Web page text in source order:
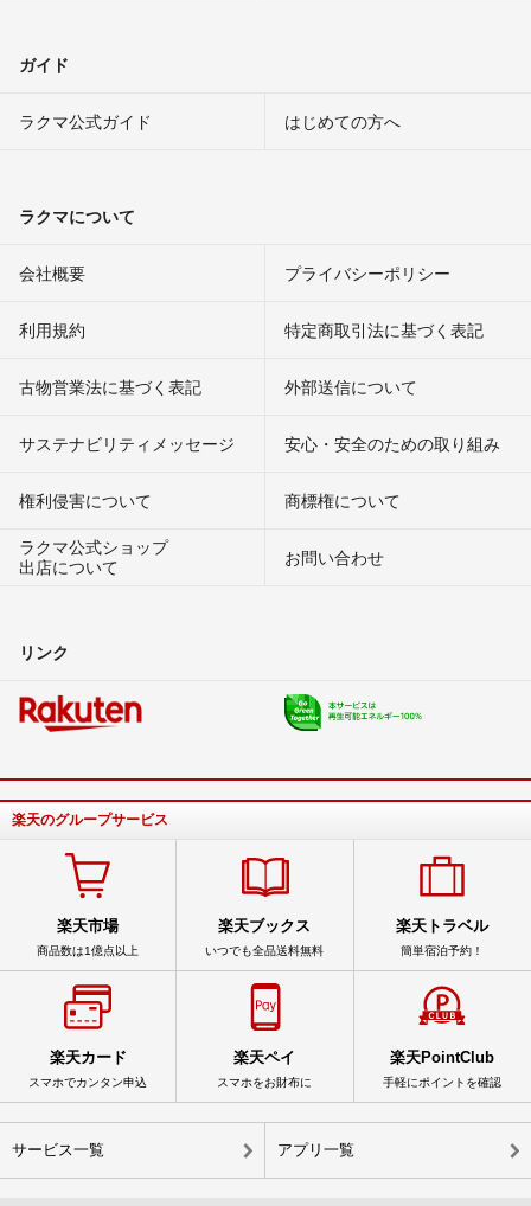
ガイド
ラクマ公式ガイド はじめての方へ
ラクマについて
会社概要 プライバシーポリシー
利用規約 特定商取引法に基づく表記
古物営業法に基づく表記 外部送信について
サステナビリティメッセージ 安心・安全のための取り組み
権利侵害について
商標権について
ラクマ公式ショップ
出店について
お問い合わせ
リンク
楽天のグループサービス
楽天市場
商品数は1億点以上
楽天ブックス
いつでも全品送料無料
楽天トラベル
簡単宿泊予約！
楽天カード
スマホでカンタン申込
楽天ペイ
スマホをお財布に
楽天PointClub
手軽にポイントを確認
サービス一覧 アプリ一覧